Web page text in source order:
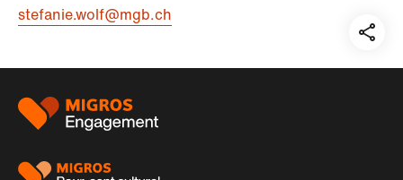
stefanie.wolf@mgb.ch
auf:
Pied
page